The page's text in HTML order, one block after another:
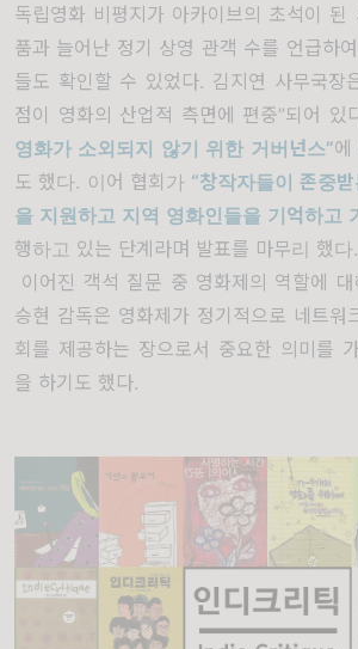
독립영화 비평지가 아카이브의 초석이
품과 늘어난 정기 상영 관객 수를 언급하
들도 확인할 수 있었다. 김지연 사무국장
점이 영화의 산업적 측면에 편중”되어 있
영화가 소외되지 않기 위한 거버넌스”에
도 했다. 이어 협회가 “창작자들이 존중
을 지원하고 지역 영화인들을 기억하고
행하고 있는 단계라며 발표를 마무리 했다.
이어진 객석 질문 중 영화제의 역할에
승현 감독은 영화제가 정기적으로 네트워
회를 제공하는 장으로서 중요한 의미를
을 하기도 했다.